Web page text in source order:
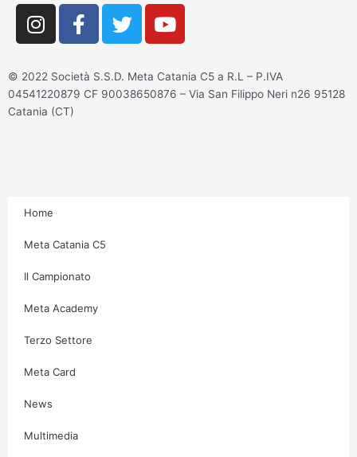
I
n
t
a
g
F
a
e
b
T
w
t
t
Y
o
t
u
© 2022 Società S.S.D. Meta Catania C5 a R.L – P.IVA
04541220879 CF 90038650876 – Via San Filippo Neri n26 95128
Catania (CT)
Home
Meta Catania C5
Il Campionato
Meta Academy
Terzo Settore
Meta Card
News
Multimedia